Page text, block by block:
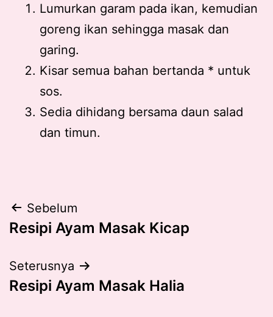
Lumurkan garam pada ikan, kemudian
goreng ikan sehingga masak dan
garing.
Kisar semua bahan bertanda * untuk
sos.
Sedia dihidang bersama daun salad
dan timun.
Post
navigation
Sebelum
Resipi Ayam Masak Kicap
Seterusnya
Resipi Ayam Masak Halia